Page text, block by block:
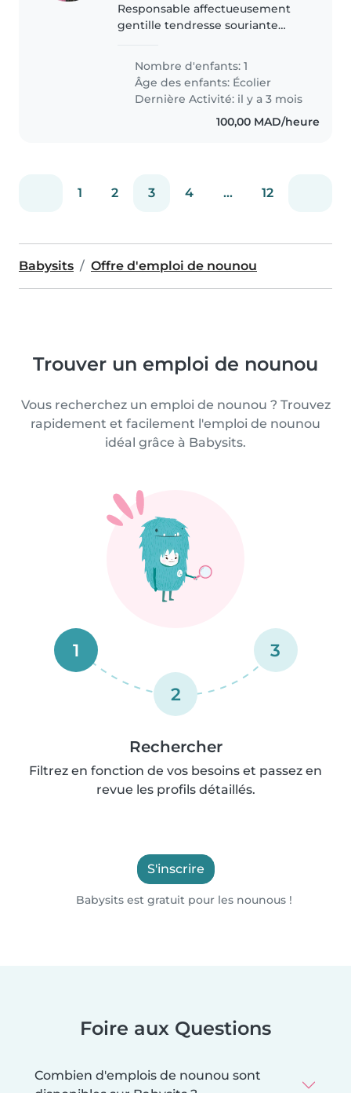
Responsable affectueusement
gentille tendresse souriante
Nombre d'enfants: 1
Âge des enfants: Écolier
Dernière Activité: il y a 3 mois
100,00 MAD/heure
1 2 3 4 ... 12
Babysits Offre d'emploi de nounou
Trouver un emploi de nounou
Vous recherchez un emploi de nounou ? Trouvez
rapidement et facilement l'emploi de nounou
idéal grâce à Babysits.
1
2
3
Rechercher
Filtrez en fonction de vos besoins et passez en
revue les profils détaillés.
S'inscrire
Babysits est gratuit pour les nounous !
Foire aux Questions
Combien d'emplois de nounou sont